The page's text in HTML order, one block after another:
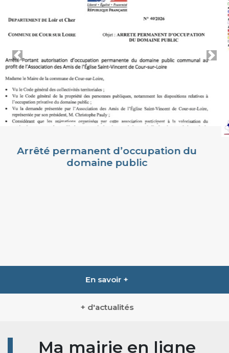
du Arrêté sécheresse du 30 juillet
Ma mairie en ligne